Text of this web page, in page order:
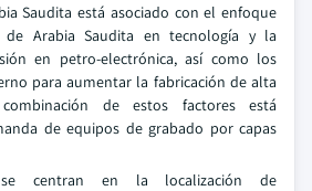
Saudita está asociado con el enfoque
Arabia Saudita en tecnología y la
en petro-electrónica, así como los
para aumentar la fabricación de alta
de estos factores está
de equipos de grabado por capas
se centran en la localización de